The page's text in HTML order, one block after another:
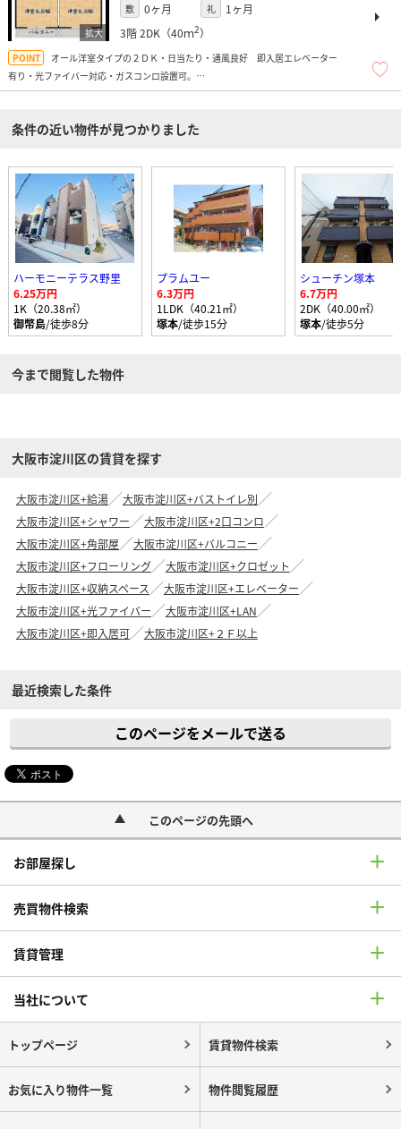
敷 0ヶ月 礼
1ヶ月
3階 2DK（40ｍ2）
オール洋室タイプの２ＤＫ・日当たり・通風良好 即入居エレベーター
有り・光ファイバー対応・ガスコンロ設置可。
大通り沿いですので女性の方も安心です。目の前コンビニで便利です
条件の近い物件が見つかりました
ハーモニーテラス野里
6.25万円
1K（20.38㎡）
御幣島/徒歩8分
プラムユー
6.3万円
1LDK（40.21㎡）
塚本/徒歩15分
シューチン塚本
6.7万円
2DK（40.00㎡）
塚本/徒歩5分
今まで閲覧した物件
大阪市淀川区の賃貸を探す
大阪市淀川区+給湯
大阪市淀川区+バストイレ別
大阪市淀川区+シャワー
大阪市淀川区+2口コンロ
大阪市淀川区+角部屋
大阪市淀川区+バルコニー
大阪市淀川区+フローリング
大阪市淀川区+クロゼット
大阪市淀川区+収納スペース
大阪市淀川区+エレベーター
大阪市淀川区+光ファイバー
大阪市淀川区+LAN
大阪市淀川区+即入居可
大阪市淀川区+２Ｆ以上
最近検索した条件
このページをメールで送る
このページの先頭へ
お部屋探し
売買物件検索
賃貸管理
当社について
トップページ 賃貸物件検索
お気に入り物件一覧 物件閲覧履歴